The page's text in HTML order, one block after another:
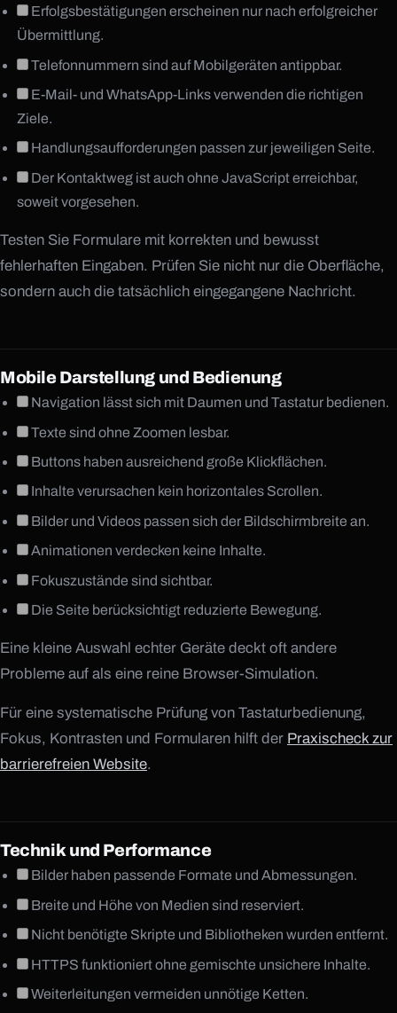
Erfolgsbestätigungen erscheinen nur nach erfolgreicher
Übermittlung.
Telefonnummern sind auf Mobilgeräten antippbar.
E-Mail- und WhatsApp-Links verwenden die richtigen
Ziele.
Handlungsaufforderungen passen zur jeweiligen Seite.
Der Kontaktweg ist auch ohne JavaScript erreichbar,
soweit vorgesehen.
Testen Sie Formulare mit korrekten und bewusst
fehlerhaften Eingaben. Prüfen Sie nicht nur die Oberfläche,
sondern auch die tatsächlich eingegangene Nachricht.
Mobile Darstellung und Bedienung
Navigation lässt sich mit Daumen und Tastatur bedienen.
Texte sind ohne Zoomen lesbar.
Buttons haben ausreichend große Klickflächen.
Inhalte verursachen kein horizontales Scrollen.
Bilder und Videos passen sich der Bildschirmbreite an.
Animationen verdecken keine Inhalte.
Fokuszustände sind sichtbar.
Die Seite berücksichtigt reduzierte Bewegung.
Eine kleine Auswahl echter Geräte deckt oft andere
Probleme auf als eine reine Browser-Simulation.
Für eine systematische Prüfung von Tastaturbedienung,
Fokus, Kontrasten und Formularen hilft der Praxischeck zur
barrierefreien Website.
Technik und Performance
Bilder haben passende Formate und Abmessungen.
Breite und Höhe von Medien sind reserviert.
Nicht benötigte Skripte und Bibliotheken wurden entfernt.
HTTPS funktioniert ohne gemischte unsichere Inhalte.
Weiterleitungen vermeiden unnötige Ketten.